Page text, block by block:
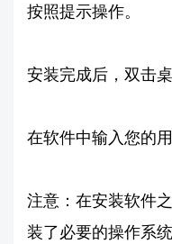
按照提示操作。
安装完成后，双击
在软件中输入您的
注意：在安装软件
装了必要的操作系